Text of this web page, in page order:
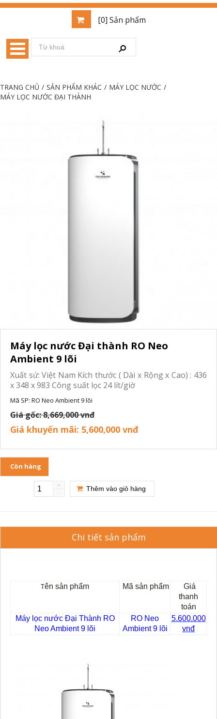
[0] Sản phẩm
TRANG CHỦ / SẢN PHẨM KHÁC / MÁY LỌC NƯỚC /
MÁY LỌC NƯỚC ĐẠI THÀNH
Máy lọc nước Đại thành RO Neo
Ambient 9 lõi
Xuất sứ: Việt Nam Kích thước ( Dài x Rộng x Cao) : 436
x 348 x 983 Công suất lọc 24 lít/giờ
Mã SP: RO Neo Ambient 9 lõi
Giá gốc:8,669,000 vnđ
Giá khuyến mãi: 5,600,000 vnđ
Còn hàng
-
+ Thêm vào giỏ hàng
Chi tiết sản phẩm
Tên sản phẩm Mã sản phẩm
Giá
thanh
toán
Máy lọc nước Đại Thành RO
Neo Ambient 9 lõi
RO Neo
Ambient 9 lõi
5.600.000
vnđ